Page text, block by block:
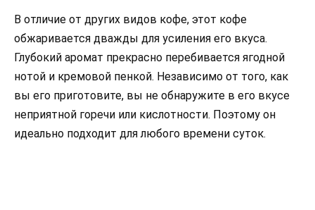
В отличие от других видов кофе, этот кофе
обжаривается дважды для усиления его вкуса.
Глубокий аромат прекрасно перебивается ягодной
нотой и кремовой пенкой. Независимо от того, как
вы его приготовите, вы не обнаружите в его вкусе
неприятной горечи или кислотности. Поэтому он
идеально подходит для любого времени суток.